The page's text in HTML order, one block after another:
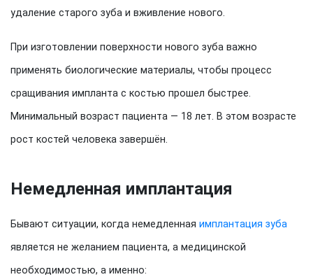
удаление старого зуба и вживление нового.
При изготовлении поверхности нового зуба важно
применять биологические материалы, чтобы процесс
сращивания импланта с костью прошел быстрее.
Минимальный возраст пациента — 18 лет. В этом возрасте
рост костей человека завершён.
Немедленная имплантация
Бывают ситуации, когда немедленная имплантация зуба
является не желанием пациента, а медицинской
необходимостью, а именно: